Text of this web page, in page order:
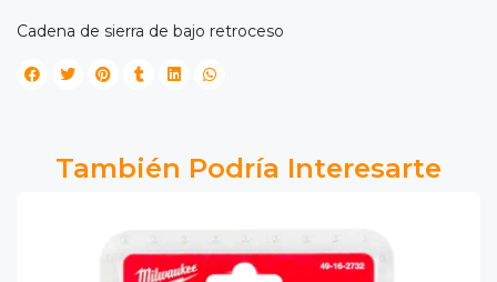
Cadena de sierra de bajo retroceso
También Podría Interesarte